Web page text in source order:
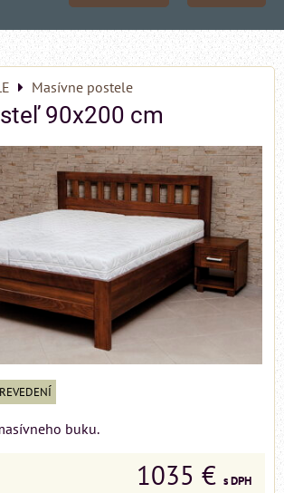
Masívne postele
90x200 cm
buku.
1035 € s DPH